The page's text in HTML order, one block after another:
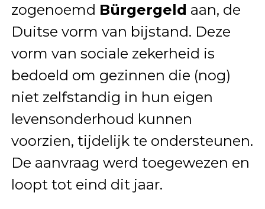
zogenoemd Bürgergeld aan, de
Duitse vorm van bijstand. Deze
vorm van sociale zekerheid is
bedoeld om gezinnen die (nog)
niet zelfstandig in hun eigen
levensonderhoud kunnen
voorzien, tijdelijk te ondersteunen.
De aanvraag werd toegewezen en
loopt tot eind dit jaar.